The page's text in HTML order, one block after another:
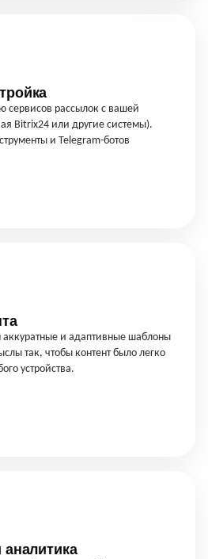
сервисов рассылок с вашей
Bitrix24 или другие системы).
и Telegram-ботов
аккуратные и адаптивные шаблоны
так, чтобы контент было легко
устройства.
аналитика